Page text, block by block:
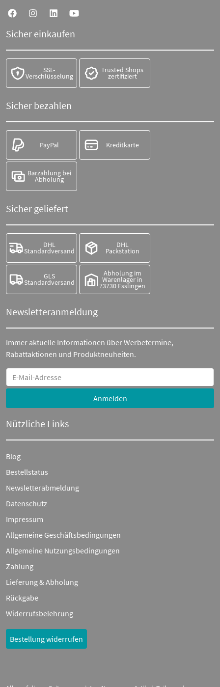
Sicher einkaufen
SSL-
Verschlüsselung
Trusted Shops
zertifiziert
Sicher bezahlen
PayPal Kreditkarte
Barzahlung bei
Abholung
Sicher geliefert
DHL
Standardversand
DHL
Packstation
GLS
Standardversand
Abholung im
Warenlager in
73730 Esslingen
Newsletteranmeldung
Immer aktuelle Informationen über Werbetermine,
Rabattaktionen und Produktneuheiten.
Anmelden
Nützliche Links
Blog
Bestellstatus
Newsletterabmeldung
Datenschutz
Impressum
Allgemeine Geschäftsbedingungen
Allgemeine Nutzungsbedingungen
Zahlung
Lieferung & Abholung
Rückgabe
Widerrufsbelehrung
Bestellung widerrufen